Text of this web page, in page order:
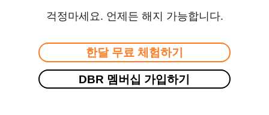
걱정마세요. 언제든 해지 가능합니다.
한달 무료 체험하기
DBR 멤버십 가입하기